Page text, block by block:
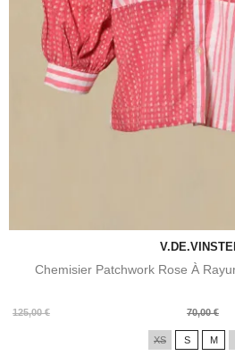
Chemisier Patchwork Rose À
125,00 €
Prix
70,00 €
Prix
XS S M